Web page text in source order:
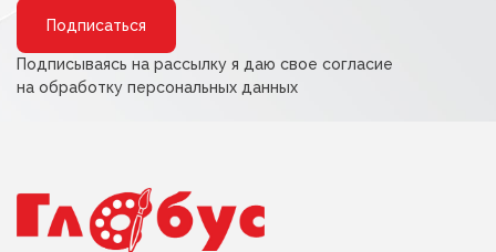
Подписываясь на рассылку я даю свое согласие
на обработку персональных данных